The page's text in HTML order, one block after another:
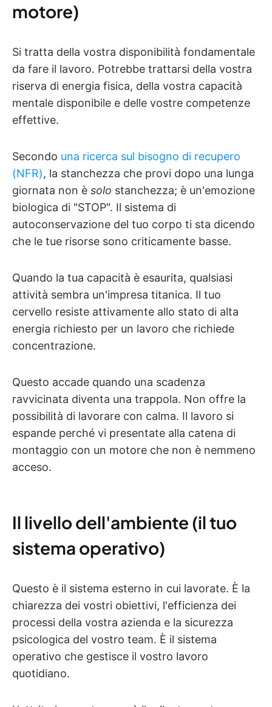
motore)
Si tratta della vostra disponibilità fondamentale
da fare il lavoro. Potrebbe trattarsi della vostra
riserva di energia fisica, della vostra capacità
mentale disponibile e delle vostre competenze
effettive.
Secondo una ricerca sul bisogno di recupero
(NFR), la stanchezza che provi dopo una lunga
giornata non è solo stanchezza; è un'emozione
biologica di "STOP". Il sistema di
autoconservazione del tuo corpo ti sta dicendo
che le tue risorse sono criticamente basse.
Quando la tua capacità è esaurita, qualsiasi
attività sembra un'impresa titanica. Il tuo
cervello resiste attivamente allo stato di alta
energia richiesto per un lavoro che richiede
concentrazione.
Questo accade quando una scadenza
ravvicinata diventa una trappola. Non offre la
possibilità di lavorare con calma. Il lavoro si
espande perché vi presentate alla catena di
montaggio con un motore che non è nemmeno
acceso.
Il livello dell'ambiente (il tuo
sistema operativo)
Questo è il sistema esterno in cui lavorate. È la
chiarezza dei vostri obiettivi, l'efficienza dei
processi della vostra azienda e la sicurezza
psicologica del vostro team. È il sistema
operativo che gestisce il vostro lavoro
quotidiano.